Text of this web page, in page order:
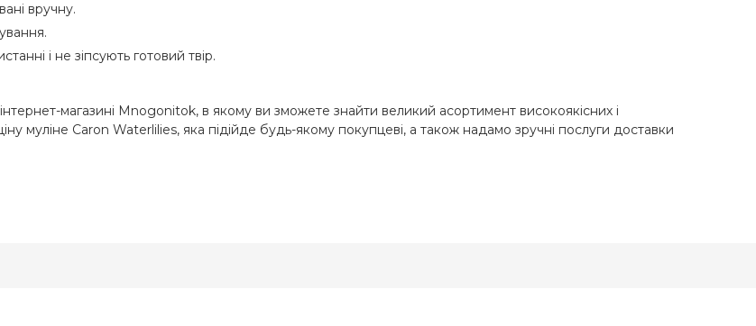
вручну.
і не зіпсують готовий твір.
магазині Mnogonitok, в якому ви зможете знайти великий асортимент високоякісних і
муліне Caron Waterlilies, яка підійде будь-якому покупцеві, а також надамо зручні послуги доставки